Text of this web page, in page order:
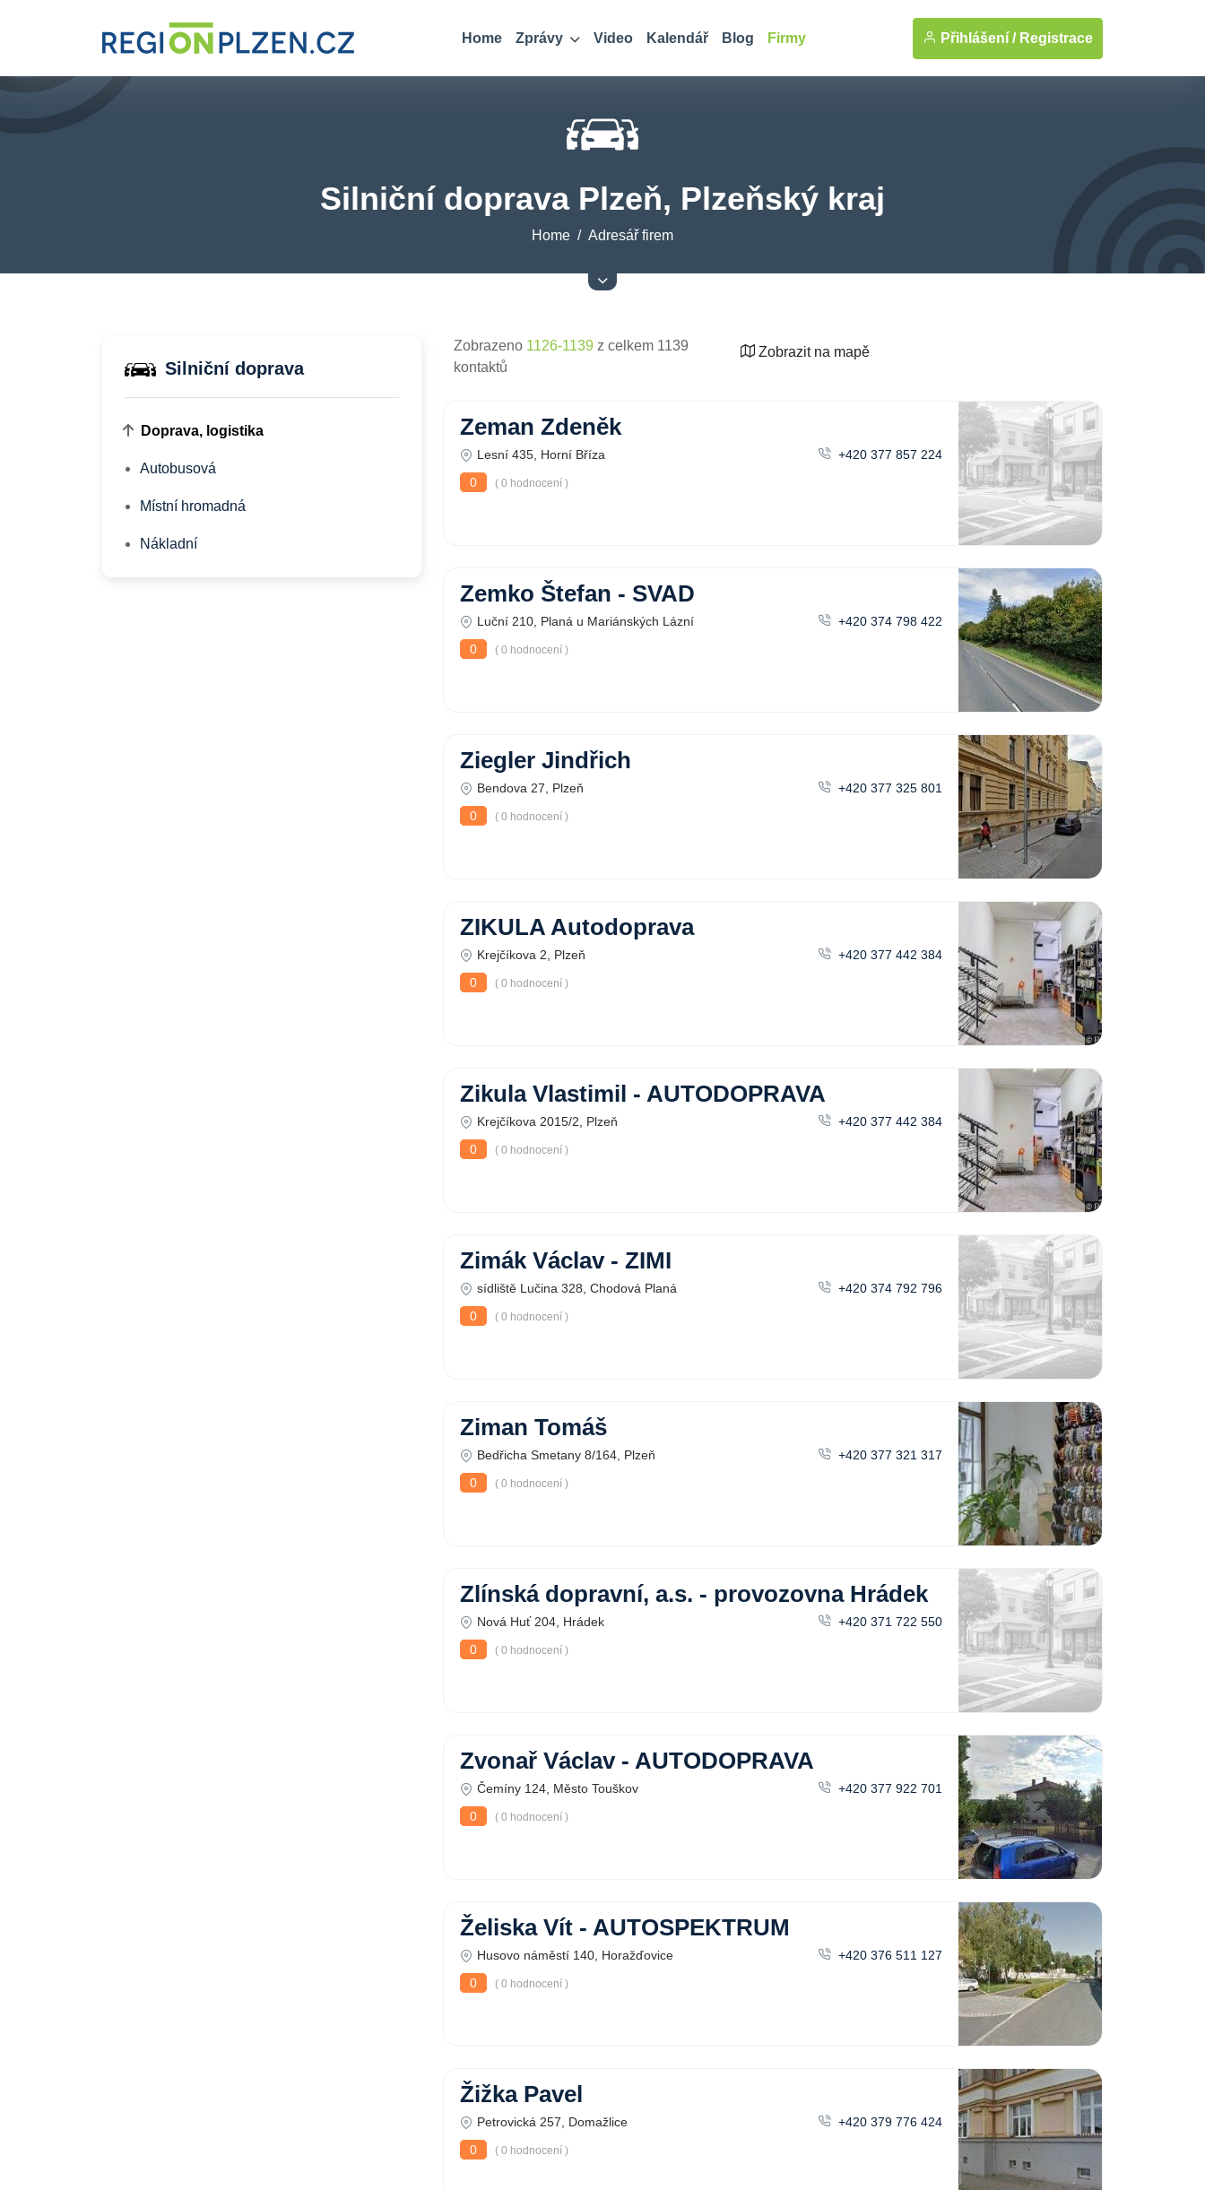
Home Zprávy Video Kalendář Blog Firmy Přihlášení / Registrace
Silniční doprava Plzeň, Plzeňský kraj
Home Adresář firem
Silniční doprava
Doprava, logistika
Autobusová
Místní hromadná
Nákladní
Zobrazeno 1126-1139 z celkem 1139
kontaktů
Zobrazit na mapě
Zeman Zdeněk
Lesní 435, Horní Bříza
+420 377 857 224
0
( 0 hodnocení )
Zemko Štefan - SVAD
Luční 210, Planá u Mariánských Lázní
+420 374 798 422
0
( 0 hodnocení )
Ziegler Jindřich
Bendova 27, Plzeň
+420 377 325 801
0
( 0 hodnocení )
ZIKULA Autodoprava
Krejčíkova 2, Plzeň
+420 377 442 384
0
( 0 hodnocení )
Zikula Vlastimil - AUTODOPRAVA
Krejčíkova 2015/2, Plzeň
+420 377 442 384
0
( 0 hodnocení )
Zimák Václav - ZIMI
sídliště Lučina 328, Chodová Planá
+420 374 792 796
0
( 0 hodnocení )
Ziman Tomáš
Bedřicha Smetany 8/164, Plzeň
+420 377 321 317
0
( 0 hodnocení )
Zlínská dopravní, a.s. - provozovna Hrádek
Nová Huť 204, Hrádek
+420 371 722 550
0
( 0 hodnocení )
Zvonař Václav - AUTODOPRAVA
Čemíny 124, Město Touškov
+420 377 922 701
0
( 0 hodnocení )
Želiska Vít - AUTOSPEKTRUM
Husovo náměstí 140, Horažďovice
+420 376 511 127
0
( 0 hodnocení )
Žižka Pavel
Petrovická 257, Domažlice
+420 379 776 424
0
( 0 hodnocení )